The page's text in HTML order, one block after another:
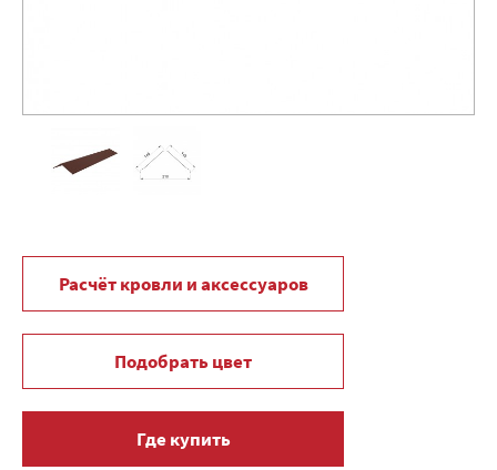
Расчёт кровли и аксессуаров
Подобрать цвет
Где купить